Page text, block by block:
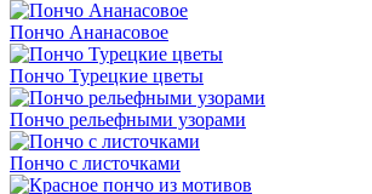
Пончо Ананасовое
Пончо Турецкие цветы
Пончо рельефными узорами
Пончо с листочками